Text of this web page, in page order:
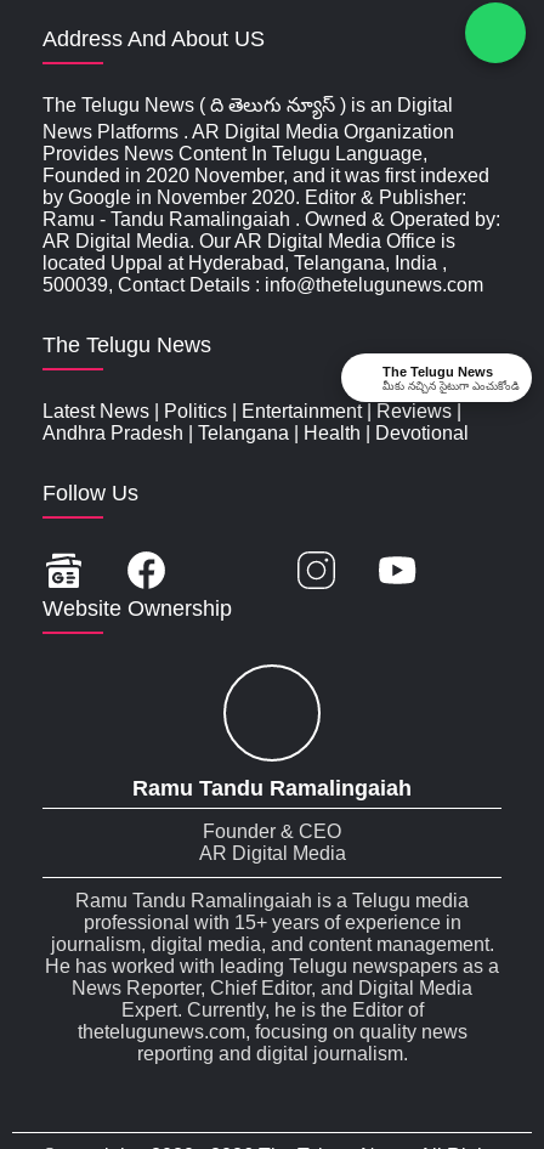
Address And About US
The Telugu News ( ది తెలుగు న్యూస్‌ ) is an Digital
News Platforms . AR Digital Media Organization
Provides News Content In Telugu Language,
Founded in 2020 November, and it was first indexed
by Google in November 2020. Editor & Publisher:
Ramu - Tandu Ramalingaiah . Owned & Operated by:
AR Digital Media. Our AR Digital Media Office is
located Uppal at Hyderabad, Telangana, India ,
500039, Contact Details : info@thetelugunews.com
The Telugu News
Latest News Politics Entertainment| Reviews |
Andhra Pradesh
Telangana Health Devotional
Follow Us
Website Ownership
Ramu Tandu Ramalingaiah
Founder & CEO
AR Digital Media
Ramu Tandu Ramalingaiah is a Telugu media
professional with 15+ years of experience in
journalism, digital media, and content management.
He has worked with leading Telugu newspapers as a
News Reporter, Chief Editor, and Digital Media
Expert. Currently, he is the Editor of
thetelugunews.com, focusing on quality news
reporting and digital journalism.
The Telugu News
మీకు నచ్చిన సైటుగా ఎంచుకోండి